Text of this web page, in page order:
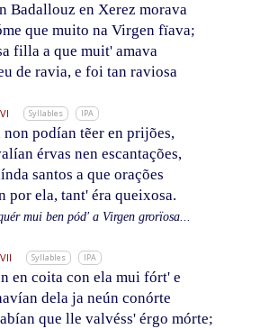
Badallouz en Xerez morava
que muito na Virgen fïava;
filla a que muit' amava
de ravia, e foi tan raviosa
Syllables IPA
non podían tẽer en prijões,
érvas nen escantações,
santos a que orações
por ela, tant' éra queixosa.
mui ben pód' a Virgen grorïosa...
Syllables IPA
en coita con ela mui fórt' e
dela ja neún conórte
que lle valvéss' érgo mórte;